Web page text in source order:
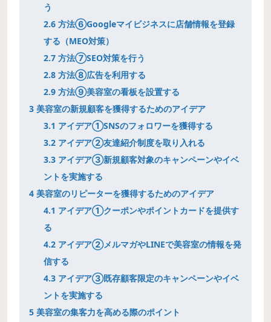
う
2.6 方法⑥Googleマイビジネスに店舗情報を登録
する（MEO対策）
2.7 方法⑦SEO対策を行う
2.8 方法⑧広告を利用する
2.9 方法⑨美容室の看板を設置する
3 美容室の新規顧客を獲得するためのアイデア
3.1 アイデア①SNSのフォロワーを獲得する
3.2 アイデア②友達紹介制度を取り入れる
3.3 アイデア③新規顧客対象のキャンペーンやイベ
ントを実施する
4 美容室のリピーターを獲得するためのアイデア
4.1 アイデア①クーポンやポイントカードを提供す
る
4.2 アイデア②メルマガやLINEで美容室の情報を発
信する
4.3 アイデア③既存顧客限定のキャンペーンやイベ
ントを実施する
5 美容室の集客力を高める際のポイント